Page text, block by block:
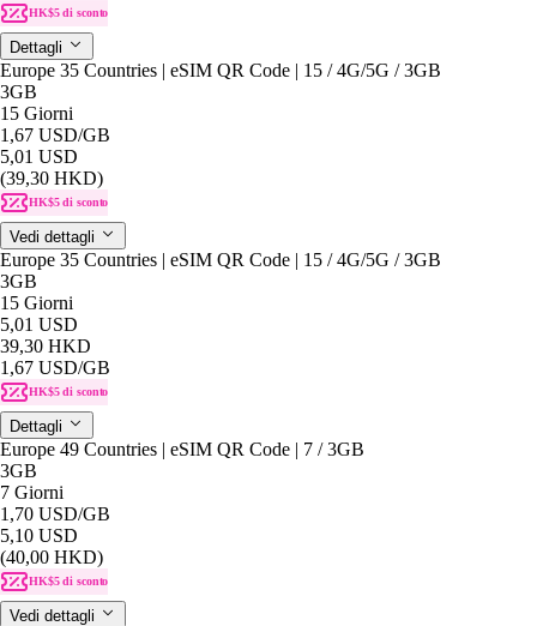
HK$5 di sconto
Dettagli
Europe 35 Countries | eSIM QR Code | 15 / 4G/5G / 3GB
3GB
15 Giorni
1,67 USD/GB
5,01 USD
(39,30 HKD)
HK$5 di sconto
Vedi dettagli
Europe 35 Countries | eSIM QR Code | 15 / 4G/5G / 3GB
3GB
15 Giorni
5,01 USD
39,30 HKD
1,67 USD/GB
HK$5 di sconto
Dettagli
Europe 49 Countries | eSIM QR Code | 7 / 3GB
3GB
7 Giorni
1,70 USD/GB
5,10 USD
(40,00 HKD)
HK$5 di sconto
Vedi dettagli